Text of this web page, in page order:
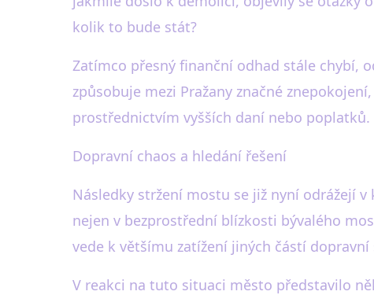
kolik to bude stát?
Zatímco přesný finanční odhad stále chybí,
způsobuje mezi Pražany značné
prostřednictvím vyšších daní nebo poplatků.
Dopravní chaos a hledání řešení
Následky stržení mostu se již nyní odrážejí
nejen v bezprostřední blízkosti bývalého
vede k většímu zatížení jiných částí dopravní
V reakci na tuto situaci město představilo